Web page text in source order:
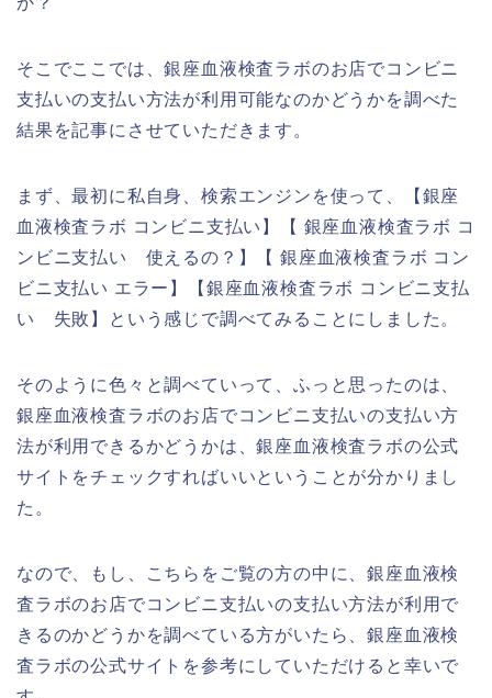
そこでここでは、銀座血液検査ラボのお店でコンビニ
支払いの支払い方法が利用可能なのかどうかを調べた
結果を記事にさせていただきます。
まず、最初に私自身、検索エンジンを使って、【銀座
血液検査ラボ コンビニ支払い】【 銀座血液検査ラボ コ
ンビニ支払い 使えるの？】【 銀座血液検査ラボ コン
ビニ支払い エラー】【銀座血液検査ラボ コンビニ支払
い 失敗】という感じで調べてみることにしました。
そのように色々と調べていって、ふっと思ったのは、
銀座血液検査ラボのお店でコンビニ支払いの支払い方
法が利用できるかどうかは、銀座血液検査ラボの公式
サイトをチェックすればいいということが分かりまし
た。
なので、もし、こちらをご覧の方の中に、銀座血液検
査ラボのお店でコンビニ支払いの支払い方法が利用で
きるのかどうかを調べている方がいたら、銀座血液検
査ラボの公式サイトを参考にしていただけると幸いで